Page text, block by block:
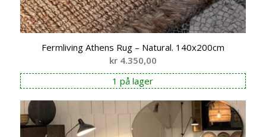
Fermliving Athens Rug – Natural. 140x200cm
kr4.350,00
1 på lager